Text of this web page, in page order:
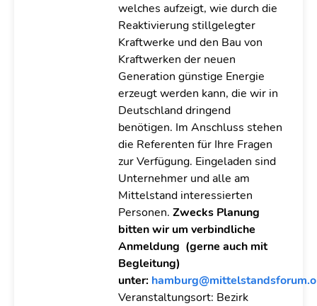
welches aufzeigt, wie durch die
Reaktivierung stillgelegter
Kraftwerke und den Bau von
Kraftwerken der neuen
Generation günstige Energie
erzeugt werden kann, die wir in
Deutschland dringend
benötigen. Im Anschluss stehen
die Referenten für Ihre Fragen
zur Verfügung. Eingeladen sind
Unternehmer und alle am
Mittelstand interessierten
Personen. Zwecks Planung
bitten wir um verbindliche
Anmeldung (gerne auch mit
Begleitung)
unter:
Veranstaltungsort: Bezirk